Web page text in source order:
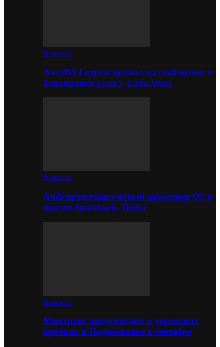
Новости
АвтоВАЗ отреагировал на сообщения о
блокировке руля у Lada Vesta
Новости
Audi представил новый кроссовер Q3 в
версии Sportback. Цены
Новости
Минтранс предупредил о дорожных
пробках в Подмосковье в сентябре